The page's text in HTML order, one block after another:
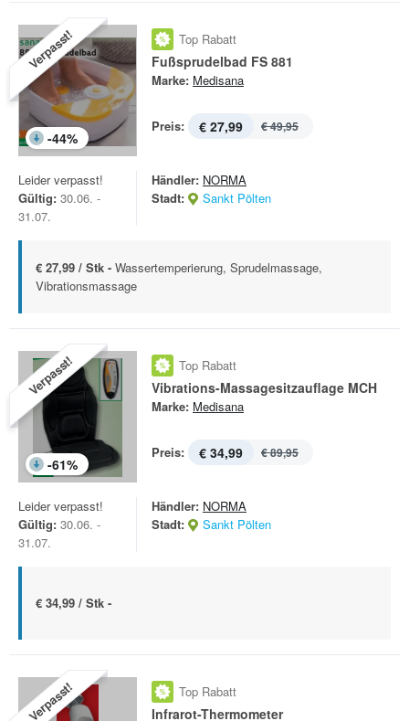
Verpasst!
-44%
Top Rabatt
Fußsprudelbad FS 881
Marke: Medisana
Preis: € 27,99 € 49,95
Leider verpasst!
Gültig: 30.06. -
31.07.
Händler: NORMA
Stadt:
Sankt Pölten
€ 27,99 / Stk - Wassertemperierung, Sprudelmassage,
Vibrationsmassage
Verpasst!
-61%
Top Rabatt
Vibrations-Massagesitzauflage MCH
Marke: Medisana
Preis: € 34,99 € 89,95
Leider verpasst!
Gültig: 30.06. -
31.07.
Händler: NORMA
Stadt:
Sankt Pölten
€ 34,99 / Stk -
Verpasst! Top Rabatt
Infrarot-Thermometer